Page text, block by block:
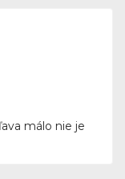
málo nie je